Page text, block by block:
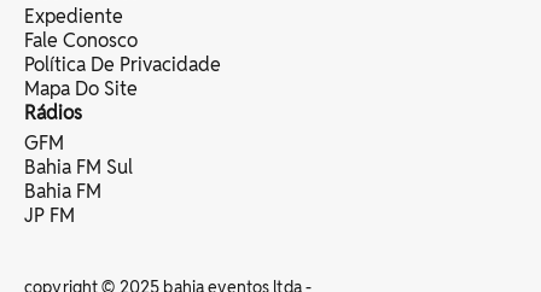
Expediente
Fale Conosco
Política De Privacidade
Mapa Do Site
Rádios
GFM
Bahia FM Sul
Bahia FM
JP FM
copyright © 2025 bahia eventos ltda -